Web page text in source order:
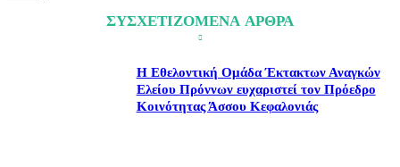
ΣΥΣΧΕΤΙΖΟΜΕΝΑ ΑΡΘΡΑ
Η Εθελοντική Ομάδα Έκτακτων Αναγκών
Ελείου Πρόννων ευχαριστεί τον Πρόεδρο
Κοινότητας Άσσου Κεφαλονιάς